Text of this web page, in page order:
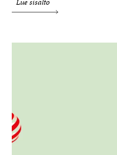
Lue sisältö